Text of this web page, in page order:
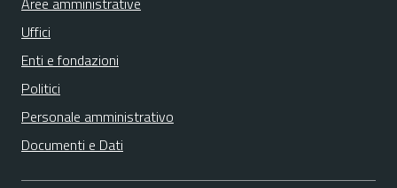
Uffici
Enti e fondazioni
Politici
Personale amministrativo
Documenti e Dati